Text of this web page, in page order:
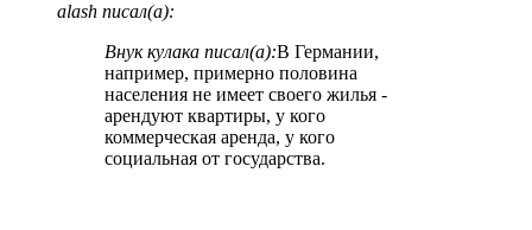
alash писал(а):
Внук кулака писал(а):В Германии,
например, примерно половина
населения не имеет своего жилья -
арендуют квартиры, у кого
коммерческая аренда, у кого
социальная от государства.